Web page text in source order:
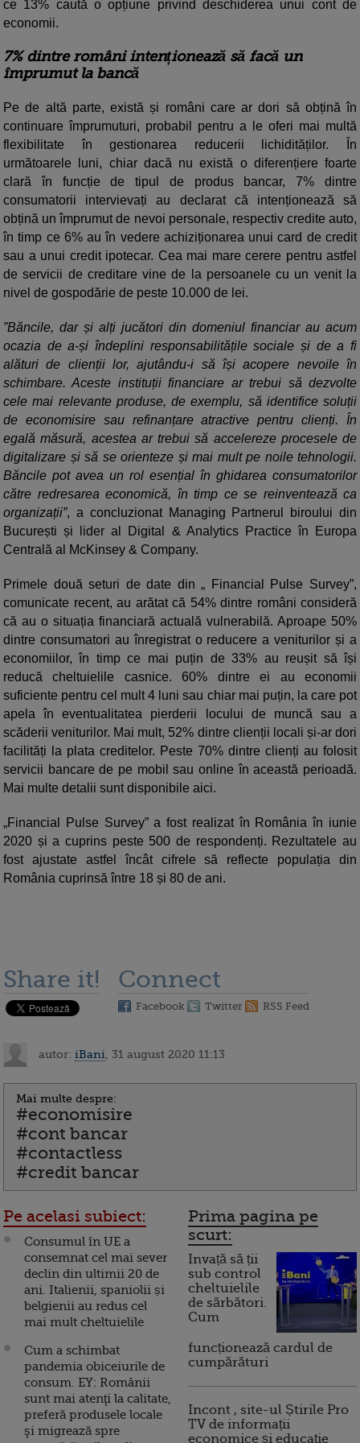
ce 13% caută o opțiune privind deschiderea unui cont de
economii.
7% dintre români intenționează să facă un
împrumut la bancă
Pe de altă parte, există și români care ar dori să obțină în
continuare împrumuturi, probabil pentru a le oferi mai multă
flexibilitate în gestionarea reducerii lichidităților. În
următoarele luni, chiar dacă nu există o diferențiere foarte
clară în funcție de tipul de produs bancar, 7% dintre
consumatorii intervievați au declarat că intenționează să
obțină un împrumut de nevoi personale, respectiv credite auto,
în timp ce 6% au în vedere achiziționarea unui card de credit
sau a unui credit ipotecar. Cea mai mare cerere pentru astfel
de servicii de creditare vine de la persoanele cu un venit la
nivel de gospodărie de peste 10.000 de lei.
”Băncile, dar și alți jucători din domeniul financiar au acum
ocazia de a-și îndeplini responsabilitățile sociale și de a fi
alături de clienții lor, ajutându-i să își acopere nevoile în
schimbare. Aceste instituții financiare ar trebui să dezvolte
cele mai relevante produse, de exemplu, să identifice soluții
de economisire sau refinanțare atractive pentru clienți. În
egală măsură, acestea ar trebui să accelereze procesele de
digitalizare și să se orienteze și mai mult pe noile tehnologii.
Băncile pot avea un rol esențial în ghidarea consumatorilor
către redresarea economică, în timp ce se reinventează ca
organizații”, a concluzionat Managing Partnerul biroului din
București și lider al Digital & Analytics Practice în Europa
Centrală al McKinsey & Company.
Primele două seturi de date din „ Financial Pulse Survey”,
comunicate recent, au arătat că 54% dintre români consideră
că au o situația financiară actuală vulnerabilă. Aproape 50%
dintre consumatori au înregistrat o reducere a veniturilor și a
economiilor, în timp ce mai puțin de 33% au reușit să își
reducă cheltuielile casnice. 60% dintre ei au economii
suficiente pentru cel mult 4 luni sau chiar mai puțin, la care pot
apela în eventualitatea pierderii locului de muncă sau a
scăderii veniturilor. Mai mult, 52% dintre clienții locali și-ar dori
facilități la plata creditelor. Peste 70% dintre clienți au folosit
servicii bancare de pe mobil sau online în această perioadă.
Mai multe detalii sunt disponibile aici.
„Financial Pulse Survey” a fost realizat în România în iunie
2020 și a cuprins peste 500 de respondenți. Rezultatele au
fost ajustate astfel încât cifrele să reflecte populația din
România cuprinsă între 18 și 80 de ani.
Share it! Connect
Facebook Twitter RSS Feed
autor: iBani , 31 august 2020 11:13
Mai multe despre:
#economisire
#cont bancar
#contactless
#credit bancar
Pe acelasi subiect:
Consumul în UE a
consemnat cel mai sever
declin din ultimii 20 de
ani. Italienii, spaniolii și
belgienii au redus cel
mai mult cheltuielile
Cum a schimbat
pandemia obiceiurile de
consum. EY: Românii
sunt mai atenţi la calitate,
preferă produsele locale
şi migrează spre
Prima pagina pe
scurt:
Invață să ții
sub control
cheltuielile
de sărbători.
Cum
funcționează cardul de
cumpărături
Incont , site-ul Știrile Pro
TV de informații
economice și educație